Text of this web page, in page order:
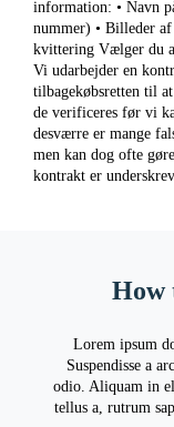
information: • Navn
nummer) • Billeder
kvittering Vælger du
Vi udarbejder en
tilbagekøbsretten til
de verificeres før vi
desværre er mange
men kan dog ofte
kontrakt er
How
Lorem ipsum
Suspendisse a
odio. Aliquam in
tellus a, rutrum